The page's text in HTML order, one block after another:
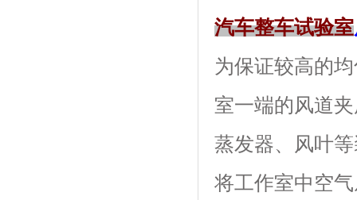
汽车整车试验室
为保证较高的均
室一端的风道夹层
蒸发器、风叶
将工作室中空气